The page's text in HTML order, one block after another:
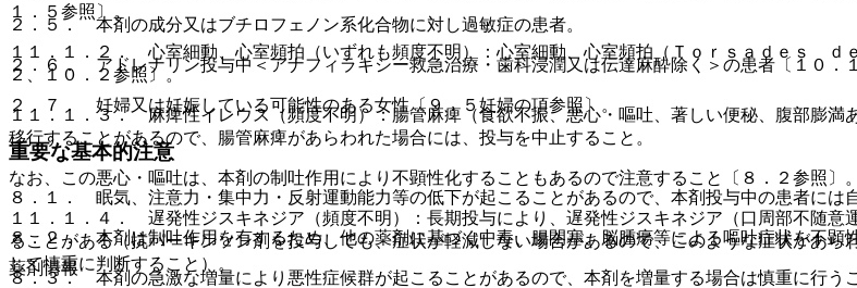
２．５． 本剤の成分又はブチロフェノン系化合物に対し過敏症の患者。
２．６． アドレナリン投与中＜アナフィラキシー救急治療・歯科浸潤又は伝達麻酔除く＞の患者〔１０．
２．７． 妊婦又は妊娠している可能性のある女性〔９．５妊婦の項参照〕。
重要な基本的注意
８．１． 眠気、注意力・集中力・反射運動能力等の低下が起こることがあるので、本剤投与中の患者には
８．２． 本剤は制吐作用を有するため、他の薬剤に基づく中毒、腸閉塞、脳腫瘍等による嘔吐症状を不顕
８．３． 本剤の急激な増量により悪性症候群が起こることがあるので、本剤を増量する場合は慎重に行う
１．５参照〕。
１１．１．２． 心室細動、心室頻拍（いずれも頻度不明）：心室細動、心室頻拍（Ｔｏｒｓａｄｅｓ ｄ
２、１０．２参照〕。
１１．１．３． 麻痺性イレウス（頻度不明）：腸管麻痺（食欲不振、悪心・嘔吐、著しい便秘、腹部膨
移行することがあるので、腸管麻痺があらわれた場合には、投与を中止すること。
なお、この悪心・嘔吐は、本剤の制吐作用により不顕性化することもあるので注意すること〔８．２参照〕。
１１．１．４． 遅発性ジスキネジア（頻度不明）：長期投与により、遅発性ジスキネジア（口周部不随
ることがある（抗パーキンソン剤を投与しても、症状が軽減しない場合があるので、このような症状があ
して慎重に判断すること）。
薬剤情報